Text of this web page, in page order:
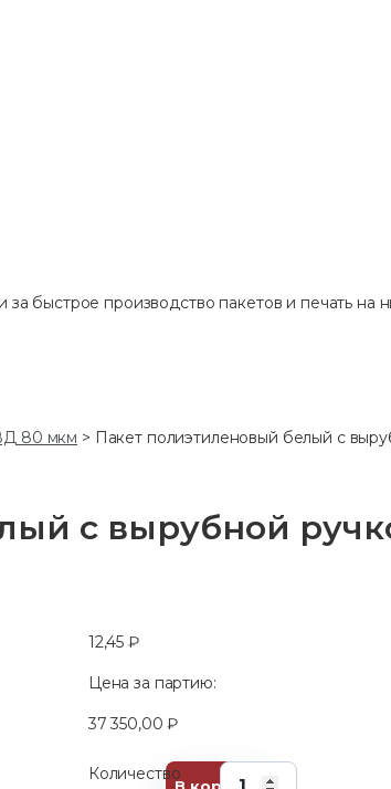
быстрое производство пакетов и печать на
80 мкм > Пакет полиэтиленовый белый с
с вырубной
12,45 ₽
Цена за партию:
37 350,00₽
Количество